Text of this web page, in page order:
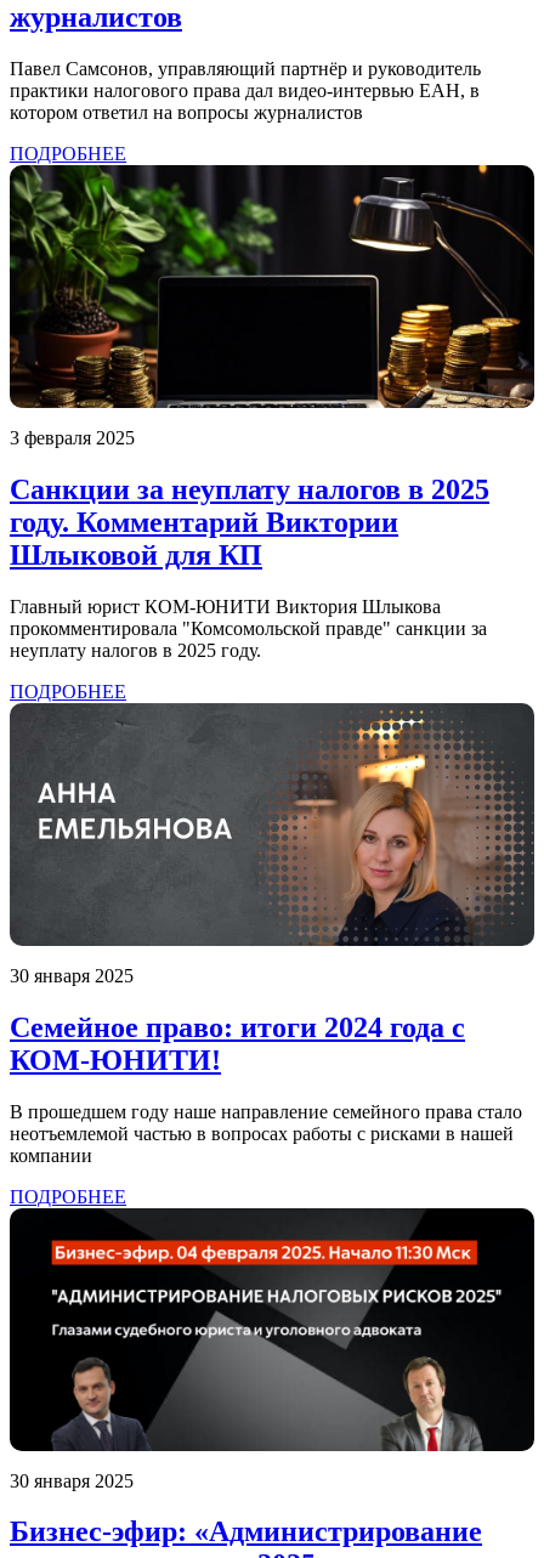
журналистов
Павел Самсонов, управляющий партнёр и руководитель
практики налогового права дал видео-интервью ЕАН, в
котором ответил на вопросы журналистов
ПОДРОБНЕЕ
3 февраля 2025
Санкции за неуплату налогов в 2025
году. Комментарий Виктории
Шлыковой для КП
Главный юрист КОМ-ЮНИТИ Виктория Шлыкова
прокомментировала "Комсомольской правде" санкции за
неуплату налогов в 2025 году.
ПОДРОБНЕЕ
30 января 2025
Семейное право: итоги 2024 года с
КОМ-ЮНИТИ!
В прошедшем году наше направление семейного права стало
неотъемлемой частью в вопросах работы с рисками в нашей
компании
ПОДРОБНЕЕ
30 января 2025
Бизнес-эфир: «Администрирование